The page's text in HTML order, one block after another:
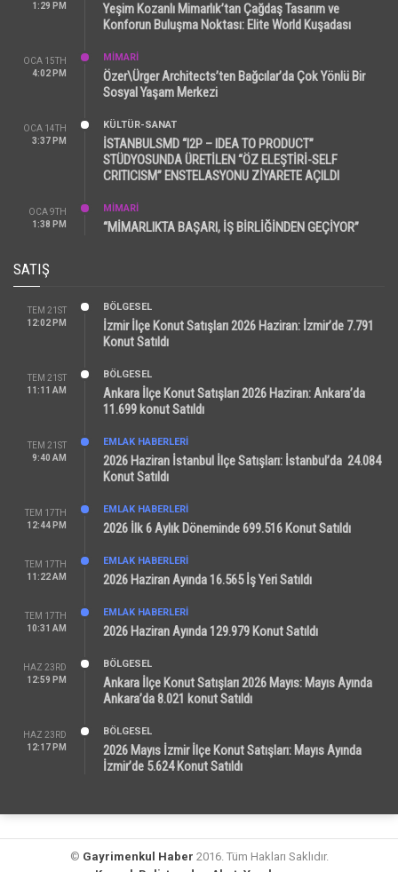
1:29 PM
Yeşim Kozanlı Mimarlık’tan Çağdaş Tasarım ve
Konforun Buluşma Noktası: Elite World Kuşadası
OCA 15TH
4:02 PM
MİMARİ
Özer\Ürger Architects’ten Bağcılar’da Çok Yönlü Bir
Sosyal Yaşam Merkezi
OCA 14TH
3:37 PM
KÜLTÜR-SANAT
İSTANBULSMD “I2P – IDEA TO PRODUCT”
STÜDYOSUNDA ÜRETİLEN “ÖZ ELEŞTİRİ-SELF
CRITICISM” ENSTELASYONU ZİYARETE AÇILDI
OCA 9TH
1:38 PM
MİMARİ
“MİMARLIKTA BAŞARI, İŞ BİRLİĞİNDEN GEÇİYOR”
SATIŞ
TEM 21ST
12:02 PM
BÖLGESEL
İzmir İlçe Konut Satışları 2026 Haziran: İzmir’de 7.791
Konut Satıldı
TEM 21ST
11:11 AM
BÖLGESEL
Ankara İlçe Konut Satışları 2026 Haziran: Ankara’da
11.699 konut Satıldı
TEM 21ST
9:40 AM
EMLAK HABERLERI
2026 Haziran İstanbul İlçe Satışları: İstanbul’da 24.084
Konut Satıldı
TEM 17TH
12:44 PM
EMLAK HABERLERI
2026 İlk 6 Aylık Döneminde 699.516 Konut Satıldı
TEM 17TH
11:22 AM
EMLAK HABERLERI
2026 Haziran Ayında 16.565 İş Yeri Satıldı
TEM 17TH
10:31 AM
EMLAK HABERLERI
2026 Haziran Ayında 129.979 Konut Satıldı
HAZ 23RD
12:59 PM
BÖLGESEL
Ankara İlçe Konut Satışları 2026 Mayıs: Mayıs Ayında
Ankara’da 8.021 konut Satıldı
HAZ 23RD
12:17 PM
BÖLGESEL
2026 Mayıs İzmir İlçe Konut Satışları: Mayıs Ayında
İzmir’de 5.624 Konut Satıldı
© Gayrimenkul Haber 2016. Tüm Hakları Saklıdır.